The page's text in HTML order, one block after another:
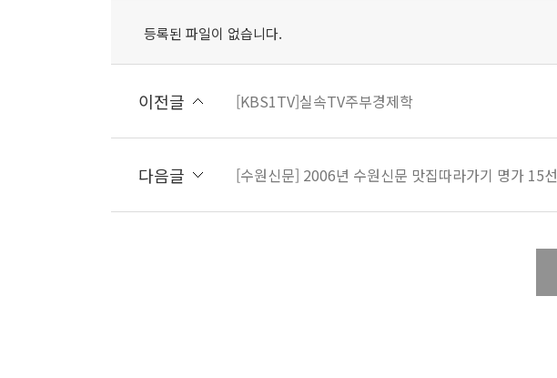
등록된 파일이 없습니다.
이전글 [KBS1TV]실속TV주부경제학
다음글 [수원신문] 2006년 수원신문 맛집따라가기 명가 15선